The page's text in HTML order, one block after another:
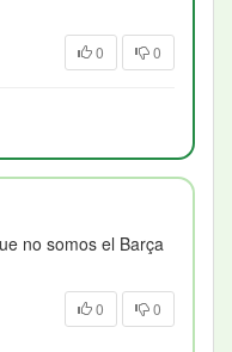
0 0
no somos el Barça
0 0